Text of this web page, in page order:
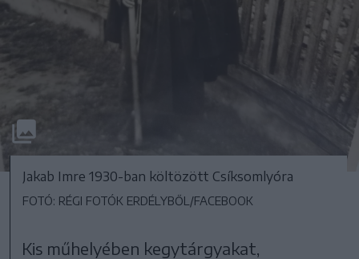
Jakab Imre 1930-ban költözött Csíksomlyóra
FOTÓ: RÉGI FOTÓK ERDÉLYBŐL/FACEBOOK
Kis műhelyében kegytárgyakat,